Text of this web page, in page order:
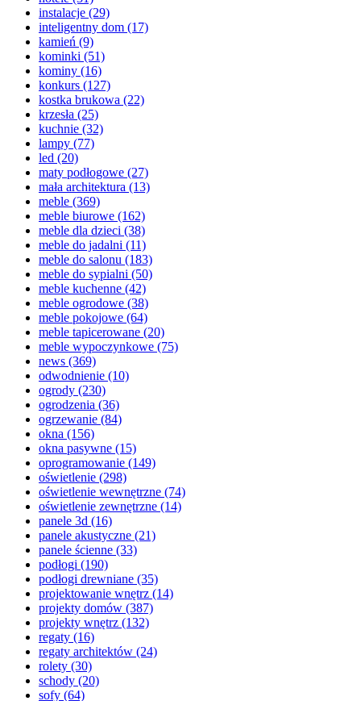
instalacje (29)
inteligentny dom (17)
kamień (9)
kominki (51)
kominy (16)
konkurs (127)
kostka brukowa (22)
krzesła (25)
kuchnie (32)
lampy (77)
led (20)
maty podłogowe (27)
mała architektura (13)
meble (369)
meble biurowe (162)
meble dla dzieci (38)
meble do jadalni (11)
meble do salonu (183)
meble do sypialni (50)
meble kuchenne (42)
meble ogrodowe (38)
meble pokojowe (64)
meble tapicerowane (20)
meble wypoczynkowe (75)
news (369)
odwodnienie (10)
ogrody (230)
ogrodzenia (36)
ogrzewanie (84)
okna (156)
okna pasywne (15)
oprogramowanie (149)
oświetlenie (298)
oświetlenie wewnętrzne (74)
oświetlenie zewnętrzne (14)
panele 3d (16)
panele akustyczne (21)
panele ścienne (33)
podłogi (190)
podłogi drewniane (35)
projektowanie wnętrz (14)
projekty domów (387)
projekty wnętrz (132)
regaty (16)
regaty architektów (24)
rolety (30)
schody (20)
sofy (64)